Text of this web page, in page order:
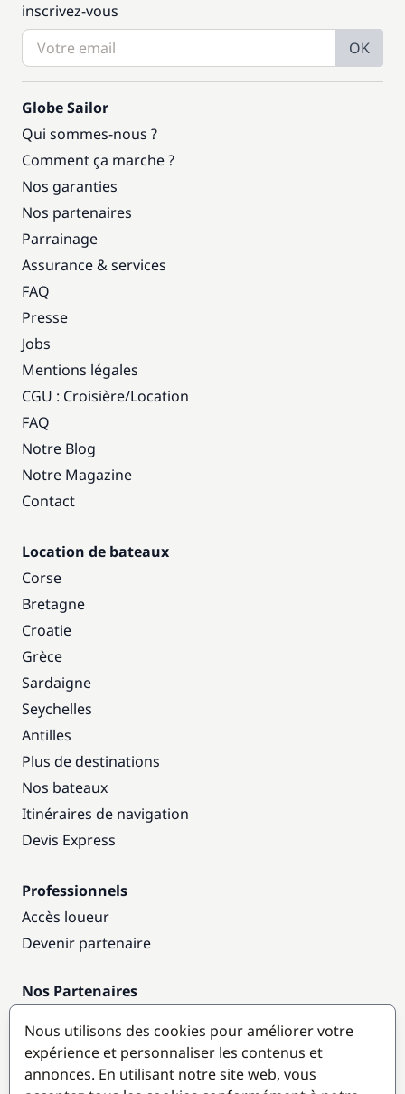
inscrivez-vous
OK
Globe Sailor
Qui sommes-nous ?
Comment ça marche ?
Nos garanties
Nos partenaires
Parrainage
Assurance & services
FAQ
Presse
Jobs
Mentions légales
CGU : Croisière/Location
FAQ
Notre Blog
Notre Magazine
Contact
Location de bateaux
Corse
Bretagne
Croatie
Grèce
Sardaigne
Seychelles
Antilles
Plus de destinations
Nos bateaux
Itinéraires de navigation
Devis Express
Professionnels
Accès loueur
Devenir partenaire
Nos Partenaires
Destinations populaires
Nous utilisons des cookies pour améliorer votre
expérience et personnaliser les contenus et
annonces. En utilisant notre site web, vous